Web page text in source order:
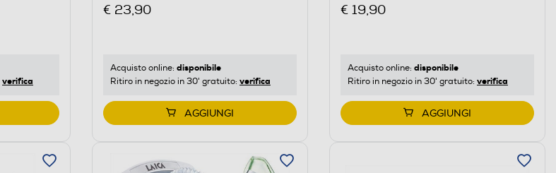
verifica
€ 23,90
Acquisto online: disponibile
Ritiro in negozio in 30' gratuito: verifica
AGGIUNGI
€ 19,90
Acquisto online: disponibile
Ritiro in negozio in 30' gratuito: verifica
AGGIUNGI